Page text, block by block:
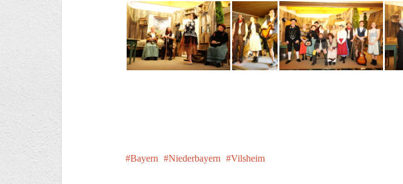
Bayern Niederbayern Vilsheim